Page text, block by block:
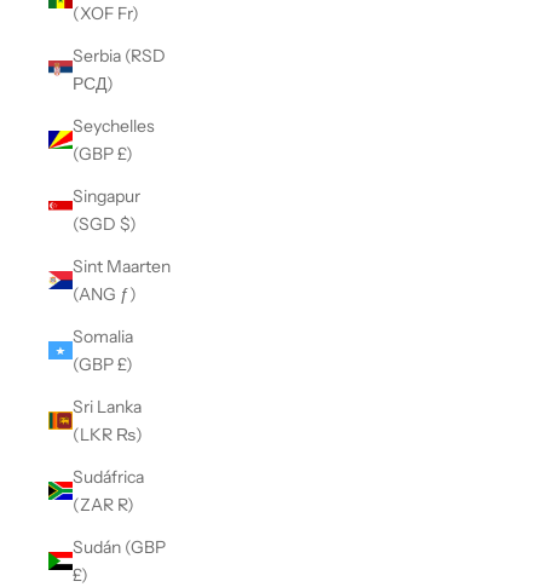
(XOF Fr)
Serbia (RSD
РСД)
Seychelles
(GBP £)
Singapur
(SGD $)
Sint Maarten
(ANG ƒ)
Somalia
(GBP £)
Sri Lanka
(LKR ₨)
Sudáfrica
(ZAR R)
Sudán (GBP
£)